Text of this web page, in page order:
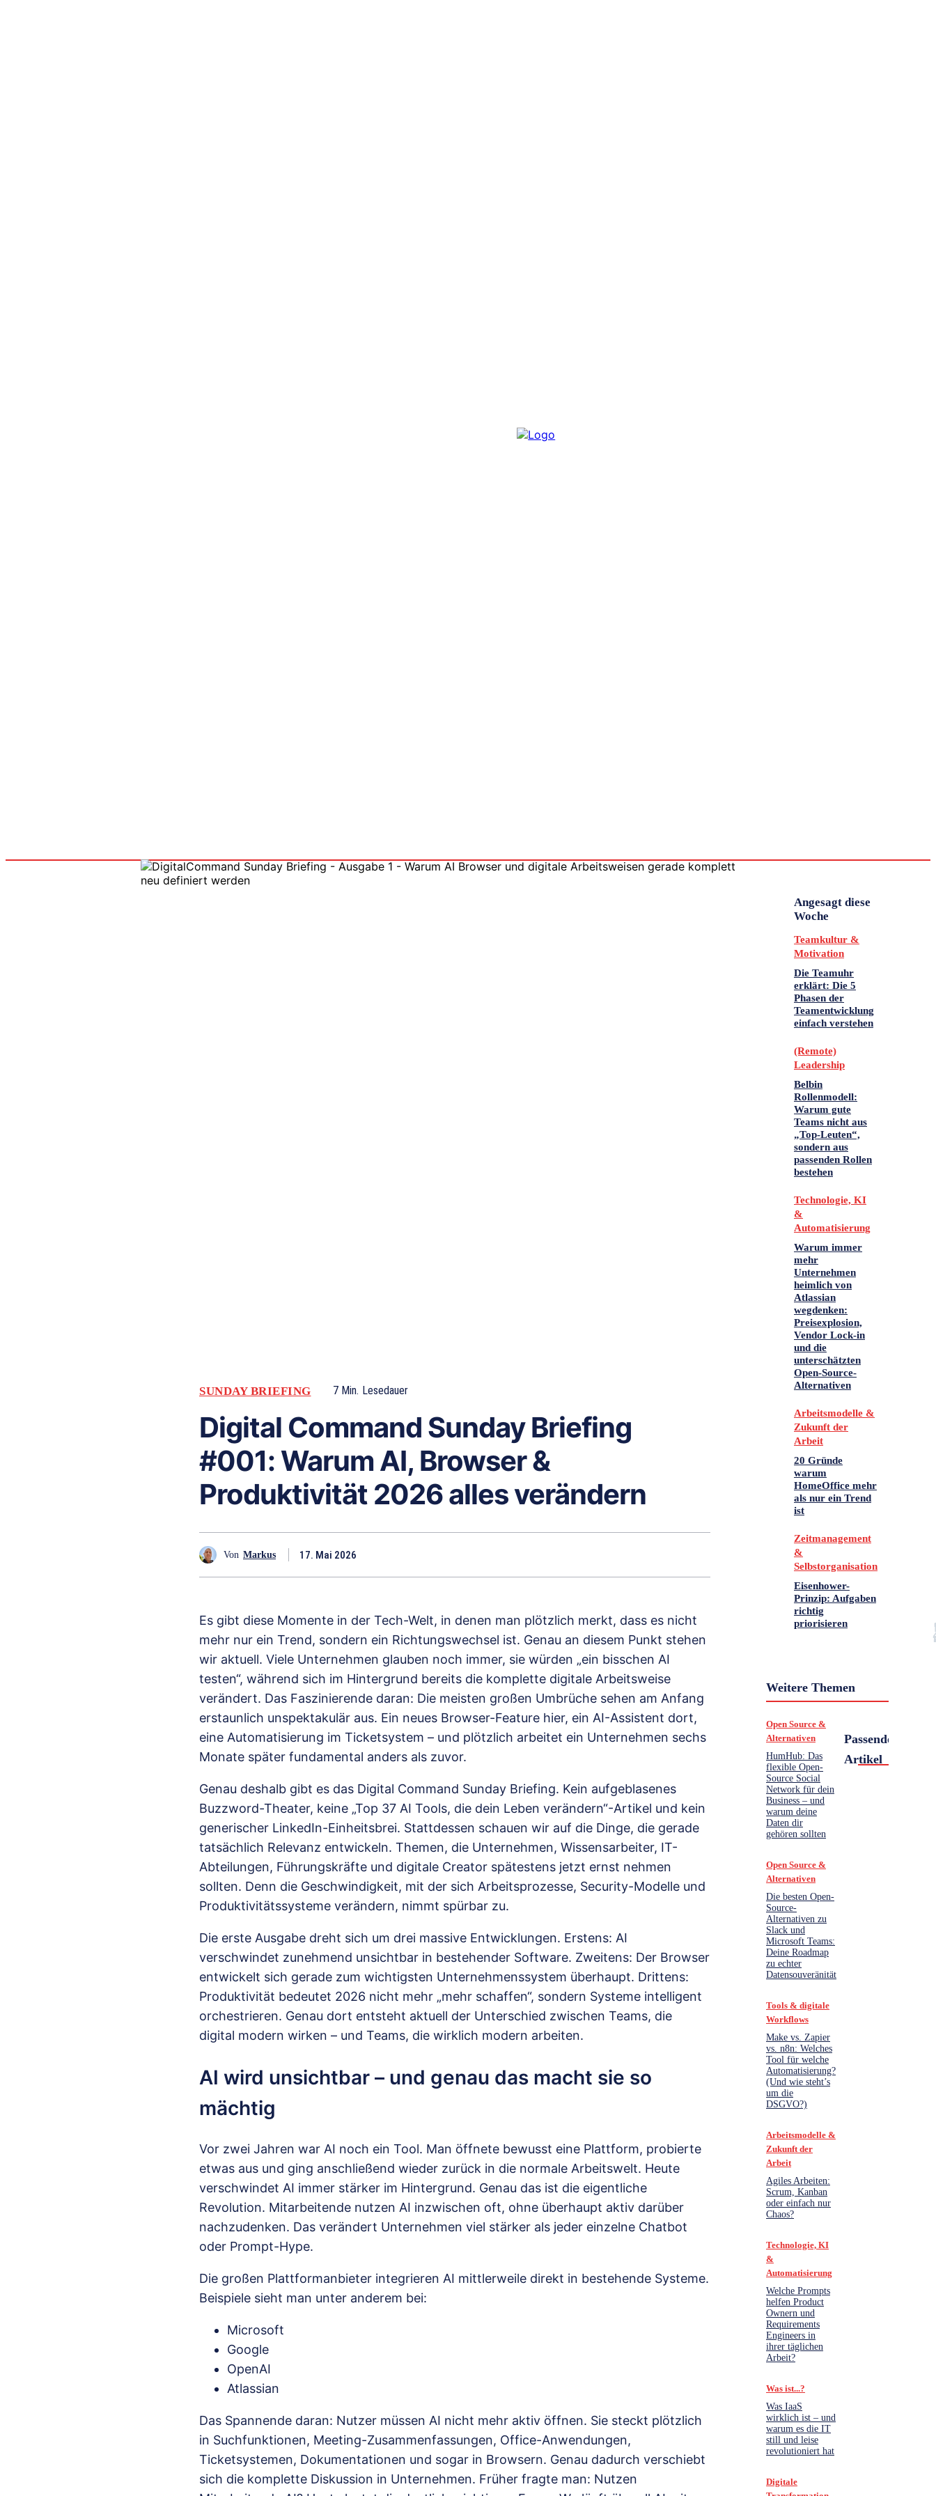
SUNDAY BRIEFING 7Min. Lesedauer
Digital Command Sunday Briefing
#001: Warum AI, Browser &
Produktivität 2026 alles verändern
Von Markus 17. Mai 2026
Es gibt diese Momente in der Tech-Welt, in denen man plötzlich merkt, dass es nicht
mehr nur ein Trend, sondern ein Richtungswechsel ist. Genau an diesem Punkt stehen
wir aktuell. Viele Unternehmen glauben noch immer, sie würden „ein bisschen AI
testen“, während sich im Hintergrund bereits die komplette digitale Arbeitsweise
verändert. Das Faszinierende daran: Die meisten großen Umbrüche sehen am Anfang
erstaunlich unspektakulär aus. Ein neues Browser-Feature hier, ein AI-Assistent dort,
eine Automatisierung im Ticketsystem – und plötzlich arbeitet ein Unternehmen sechs
Monate später fundamental anders als zuvor.
Genau deshalb gibt es das Digital Command Sunday Briefing. Kein aufgeblasenes
Buzzword-Theater, keine „Top 37 AI Tools, die dein Leben verändern“-Artikel und kein
generischer LinkedIn-Einheitsbrei. Stattdessen schauen wir auf die Dinge, die gerade
tatsächlich Relevanz entwickeln. Themen, die Unternehmen, Wissensarbeiter, IT-
Abteilungen, Führungskräfte und digitale Creator spätestens jetzt ernst nehmen
sollten. Denn die Geschwindigkeit, mit der sich Arbeitsprozesse, Security-Modelle und
Produktivitätssysteme verändern, nimmt spürbar zu.
Die erste Ausgabe dreht sich um drei massive Entwicklungen. Erstens: AI
verschwindet zunehmend unsichtbar in bestehender Software. Zweitens: Der Browser
entwickelt sich gerade zum wichtigsten Unternehmenssystem überhaupt. Drittens:
Produktivität bedeutet 2026 nicht mehr „mehr schaffen“, sondern Systeme intelligent
orchestrieren. Genau dort entsteht aktuell der Unterschied zwischen Teams, die
digital modern wirken – und Teams, die wirklich modern arbeiten.
AI wird unsichtbar – und genau das macht sie so
mächtig
Vor zwei Jahren war AI noch ein Tool. Man öffnete bewusst eine Plattform, probierte
etwas aus und ging anschließend wieder zurück in die normale Arbeitswelt. Heute
verschwindet AI immer stärker im Hintergrund. Genau das ist die eigentliche
Revolution. Mitarbeitende nutzen AI inzwischen oft, ohne überhaupt aktiv darüber
nachzudenken. Das verändert Unternehmen viel stärker als jeder einzelne Chatbot
oder Prompt-Hype.
Die großen Plattformanbieter integrieren AI mittlerweile direkt in bestehende Systeme.
Beispiele sieht man unter anderem bei:
Microsoft
Google
OpenAI
Atlassian
Das Spannende daran: Nutzer müssen AI nicht mehr aktiv öffnen. Sie steckt plötzlich
in Suchfunktionen, Meeting-Zusammenfassungen, Office-Anwendungen,
Ticketsystemen, Dokumentationen und sogar in Browsern. Genau dadurch verschiebt
sich die komplette Diskussion in Unternehmen. Früher fragte man: Nutzen
Angesagt diese
Woche
Teamkultur &
Motivation
Die Teamuhr
erklärt: Die 5
Phasen der
Teamentwicklung
einfach verstehen
(Remote)
Leadership
Belbin
Rollenmodell:
Warum gute
Teams nicht aus
„Top-Leuten“,
sondern aus
passenden Rollen
bestehen
Technologie, KI
&
Automatisierung
Warum immer
mehr
Unternehmen
heimlich von
Atlassian
wegdenken:
Preisexplosion,
Vendor Lock-in
und die
unterschätzten
Open-Source-
Alternativen
Arbeitsmodelle &
Zukunft der
Arbeit
20 Gründe
warum
HomeOffice mehr
als nur ein Trend
ist
Zeitmanagement
&
Selbstorganisation
Eisenhower-
Prinzip: Aufgaben
richtig
priorisieren
Weitere Themen
Open Source &
Alternativen
HumHub: Das
flexible Open-
Source Social
Network für dein
Business – und
warum deine
Daten dir
gehören sollten
Open Source &
Alternativen
Die besten Open-
Source-
Alternativen zu
Slack und
Microsoft Teams:
Deine Roadmap
zu echter
Datensouveränität
Tools & digitale
Workflows
Make vs. Zapier
vs. n8n: Welches
Tool für welche
Automatisierung?
(Und wie steht’s
um die
DSGVO?)
Arbeitsmodelle &
Zukunft der
Arbeit
Agiles Arbeiten:
Scrum, Kanban
oder einfach nur
Chaos?
Technologie, KI
&
Automatisierung
Welche Prompts
helfen Product
Ownern und
Requirements
Engineers in
ihrer täglichen
Arbeit?
Was ist...?
Was IaaS
wirklich ist – und
warum es die IT
still und leise
revolutioniert hat
Digitale
Passende
Artikel